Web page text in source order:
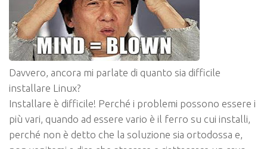
Davvero, ancora mi parlate di quanto sia difficile
installare Linux?
Installare è difficile! Perché i problemi possono essere i
più vari, quando ad essere vario è il ferro su cui installi,
perché non è detto che la soluzione sia ortodossa e,